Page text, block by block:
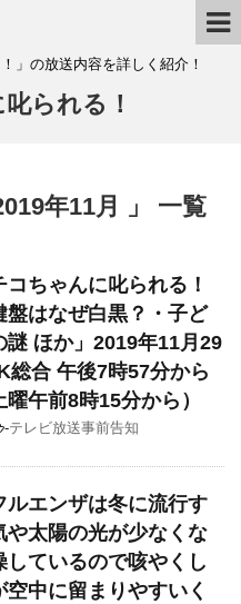
」の放送内容を詳しく紹介！
られる！
年11月 」 一覧
ちゃんに叱られる！
盤はなぜ白黒？・子ど
謎 ほか」2019年11月29
総合 午後7時57分から
曜午前8時15分から）
-テレビ放送事前告知
ルエンザは冬に流行す
太陽の光が少なくな
しているので咳やくし
空中に留まりやすいく